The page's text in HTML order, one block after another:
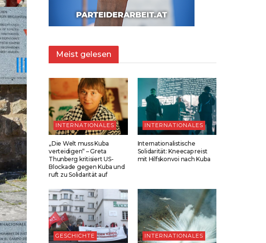
Meist gelesen
INTERNATIONALES
„Die Welt muss Kuba
verteidigen“ – Greta
Thunberg kritisiert US-
Blockade gegen Kuba und
ruft zu Solidarität auf
INTERNATIONALES
Internationalistische
Solidarität: Kneecap reist
mit Hilfskonvoi nach Kuba
GESCHICHTE INTERNATIONALES